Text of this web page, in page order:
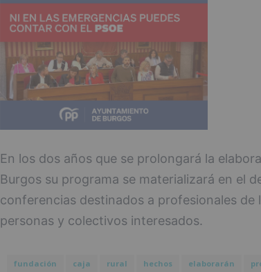
En los dos años que se prolongará la
Burgos su programa se materializará en el
conferencias destinados a profesionales de
personas y colectivos interesados.
fundación caja rural hechos elaborarán